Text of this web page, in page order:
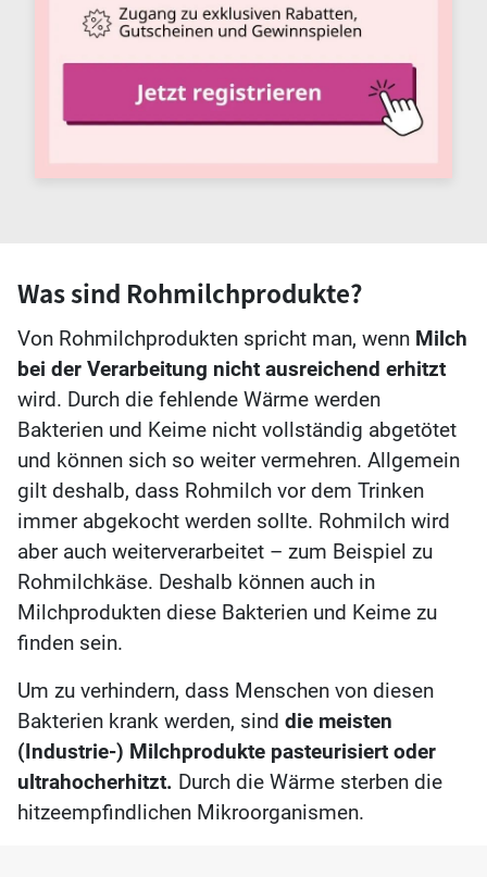
Was sind Rohmilchprodukte?
Von Rohmilchprodukten spricht man, wenn Milch
bei der Verarbeitung nicht ausreichend erhitzt
wird. Durch die fehlende Wärme werden
Bakterien und Keime nicht vollständig abgetötet
und können sich so weiter vermehren. Allgemein
gilt deshalb, dass Rohmilch vor dem Trinken
immer abgekocht werden sollte. Rohmilch wird
aber auch weiterverarbeitet – zum Beispiel zu
Rohmilchkäse. Deshalb können auch in
Milchprodukten diese Bakterien und Keime zu
finden sein.
Um zu verhindern, dass Menschen von diesen
Bakterien krank werden, sind die meisten
(Industrie-) Milchprodukte pasteurisiert oder
ultrahocherhitzt. Durch die Wärme sterben die
hitzeempfindlichen Mikroorganismen.